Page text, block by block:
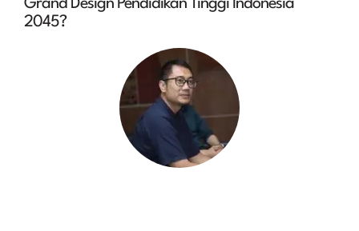
Grand Design Pendidikan Tinggi Indonesia
2045?